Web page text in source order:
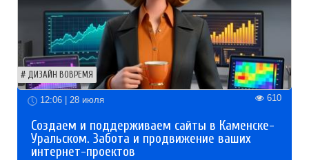
ДИЗАЙН ВОВРЕМЯ
12:06 | 28 июля 610
Создаем и поддерживаем сайты в Каменске-
Уральском. Забота и продвижение ваших
интернет-проектов